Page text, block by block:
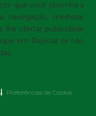
que você obtenha a
navegação, melhorar
lhe ofertar publicidade
em Rejeitar se não
Preferências de Cookie